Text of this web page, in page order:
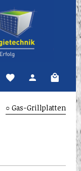
○ Gas-Grillplatten